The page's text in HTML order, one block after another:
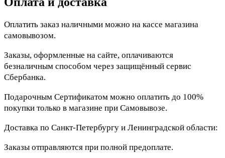
Оплатить заказ наличными можно на кассе магазина
самовывозом.
Заказы, оформленные на сайте, оплачиваются
безналичным способом через защищённый сервис
Сбербанка.
Подарочным Сертификатом можно оплатить до 100%
покупки только в магазине при Самовывозе.
Доставка по Санкт-Петербургу и Ленинградской области:
Заказы отправляются при полной предоплате.